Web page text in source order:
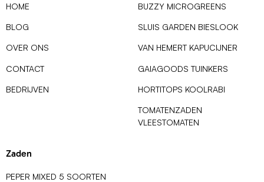
HOME
BLOG
OVER ONS
CONTACT
BEDRIJVEN
BUZZY MICROGREENS
SLUIS GARDEN BIESLOOK
VAN HEMERT KAPUCIJNER
GAIAGOODS TUINKERS
HORTITOPS KOOLRABI
TOMATENZADEN
VLEESTOMATEN
Zaden
PEPER MIXED 5 SOORTEN